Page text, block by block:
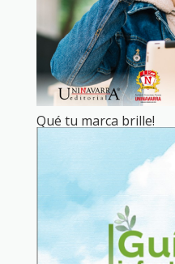
Qué tu marca brille!